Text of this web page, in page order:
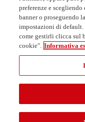
Link utili
Prenota un posto
Collaborazioni
Open access:
preferenze e
banner o proseguendo
impostazioni di default.
come gestirli clicca sul
cookie". Informativa